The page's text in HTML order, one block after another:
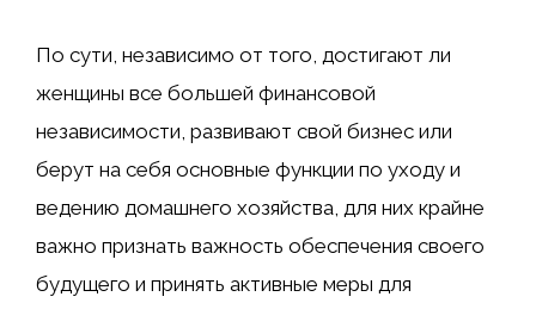
По сути, независимо от того, достигают ли
женщины все большей финансовой
независимости, развивают свой бизнес или
берут на себя основные функции по уходу и
ведению домашнего хозяйства, для них крайне
важно признать важность обеспечения своего
будущего и принять активные меры для